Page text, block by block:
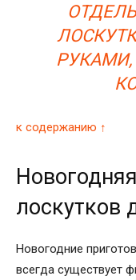
к содержанию ↑
лоскутков
Новогодние
всегда существует